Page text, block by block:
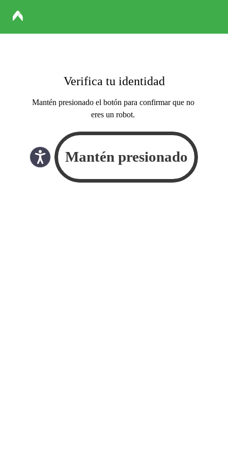
Verifica tu identidad
Mantén presionado el botón para confirmar que no
eres un robot.